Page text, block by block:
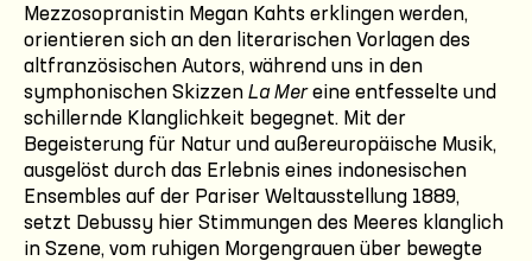
Mezzosopranistin Megan Kahts erklingen werden,
orientieren sich an den literarischen Vorlagen des
altfranzösischen Autors, während uns in den
symphonischen Skizzen La Mereine entfesselte und
schillernde Klanglichkeit begegnet. Mit der
Begeisterung für Natur und außereuropäische Musik,
ausgelöst durch das Erlebnis eines indonesischen
Ensembles auf der Pariser Weltausstellung 1889,
setzt Debussy hier Stimmungen des Meeres klanglich
in Szene, vom ruhigen Morgengrauen über bewegte